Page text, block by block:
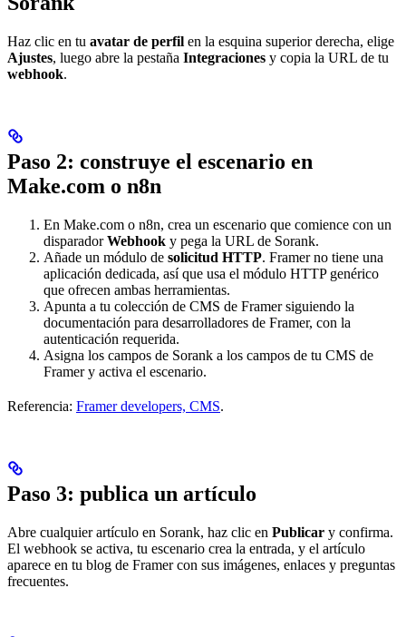
Haz clic en tu avatar de perfil en la esquina superior derecha, elige
Ajustes, luego abre la pestaña Integraciones y copia la URL de tu
webhook.
Paso 2: construye el escenario en
Make.com o n8n
En Make.com o n8n, crea un escenario que comience con un
disparadorWebhook y pega la URL de Sorank.
Añade un módulo de solicitud HTTP. Framer no tiene una
aplicación dedicada, así que usa el módulo HTTP genérico
que ofrecen ambas herramientas.
Apunta a tu colección de CMS de Framer siguiendo la
documentación para desarrolladores de Framer, con la
autenticación requerida.
Asigna los campos de Sorank a los campos de tu CMS de
Framer y activa el escenario.
Referencia: Framer developers, CMS.
Paso 3: publica un artículo
Abre cualquier artículo en Sorank, haz clic en Publicar y confirma.
El webhook se activa, tu escenario crea la entrada, y el artículo
aparece en tu blog de Framer con sus imágenes, enlaces y preguntas
frecuentes.